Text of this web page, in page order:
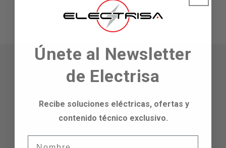
Contáctanos
Únete al Newsletter
de Electrisa
Recibe soluciones eléctricas, ofertas y
contenido técnico exclusivo.